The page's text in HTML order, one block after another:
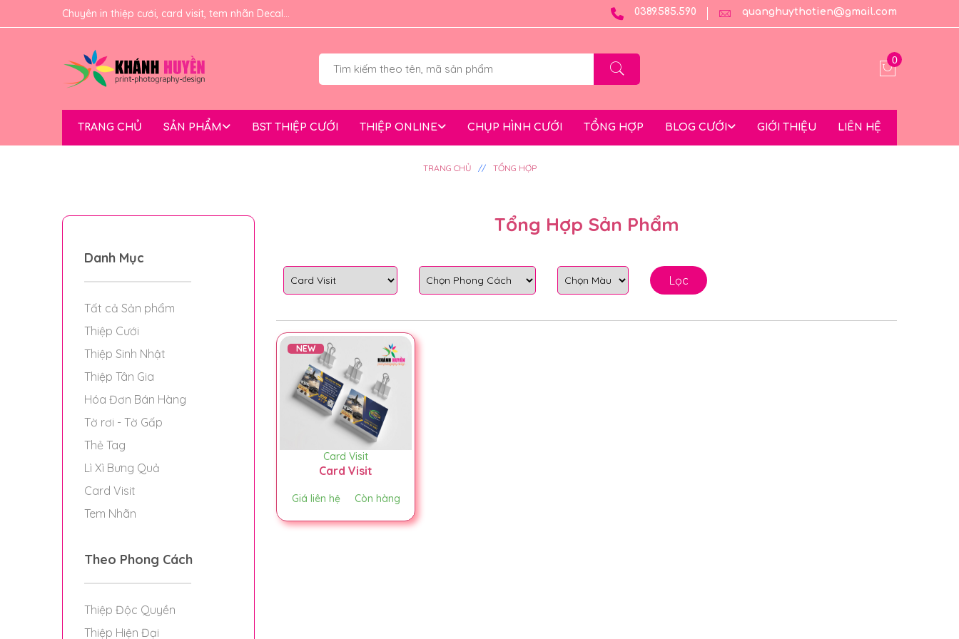
Chuyên in thiệp cưới, card visit, tem nhãn Decal... 0389.585.590 quanghuythotien@gmail.com
0
TRANG CHỦ SẢN PHẨM BST THIỆP CƯỚI THIỆP ONLINE CHỤP HÌNH CƯỚI TỔNG HỢP BLOG CƯỚI GIỚI THIỆU LIÊN HỆ
TRANG CHỦ TỔNG HỢP
Tổng Hợp Sản Phẩm
Lọc
NEW
Card Visit
Card Visit
Giá liên hệ Còn hàng
Danh Mục
Tất cả Sản phẩm
Thiệp Cưới
Thiệp Sinh Nhật
Thiệp Tân Gia
Hóa Đơn Bán Hàng
Tờ rơi - Tờ Gấp
Thẻ Tag
Lì Xì Bưng Quả
Card Visit
Tem Nhãn
Theo Phong Cách
Thiệp Độc Quyền
Thiệp Hiện Đại